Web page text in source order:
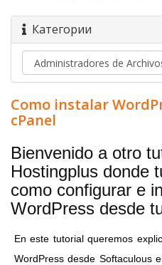
Категории
Como instalar
cPanel
Bienvenido a otro
Hostingplus donde
como configurar e
WordPress desde
En este tutorial queremos
WordPress desde Softaculous